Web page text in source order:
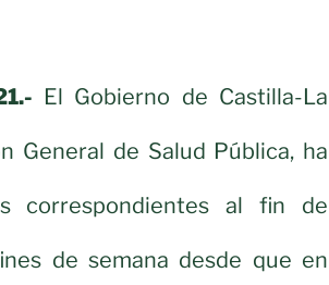
El Gobierno de Castilla-La
General de Salud Pública, ha
correspondientes al fin de
de semana desde que en